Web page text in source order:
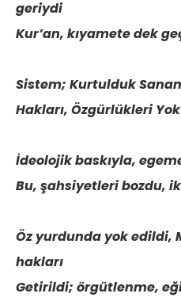
geriydi
Kur’an, kıyamete dek
Sistem; Kurtulduk
Hakları, Özgürlükleri
İdeolojik baskıyla,
Bu, şahsiyetleri bozdu,
Öz yurdunda yok edildi,
hakları
Getirildi; örgütlenme,